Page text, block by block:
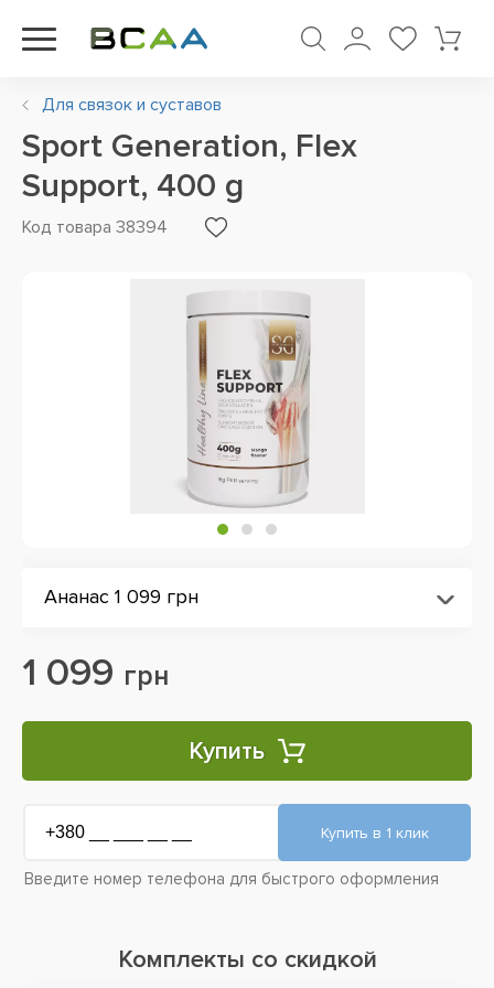
Для связок и суставов
Sport Generation, Flex
Support, 400 g
Код товара 38394
Ананас 1 099 грн
1 099 грн
Купить
Введите номер телефона для быстрого оформления
Комплекты со скидкой